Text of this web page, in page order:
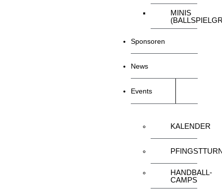
MINIS
Sponsoren
News
Events
KALENDER
HANDBALL-
CAMPS